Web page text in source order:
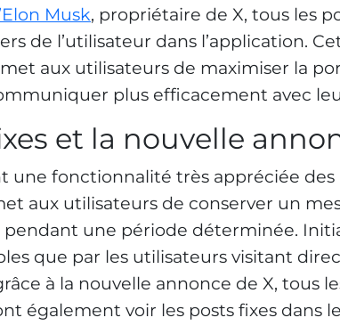
Musk, propriétaire de X, tous les
de l’utilisateur dans l’application.
aux utilisateurs de maximiser la
plus efficacement avec
et la nouvelle
une fonctionnalité très appréciée des
aux utilisateurs de conserver un
une période déterminée.
que par les utilisateurs visitant
à la nouvelle annonce de X, tous
également voir les posts fixes dans